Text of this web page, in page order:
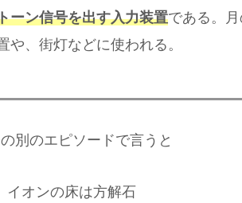
ーン信号を出す入力装置である。
や、街灯などに使われる。
別のエピソードで言うと
イオンの床は方解石